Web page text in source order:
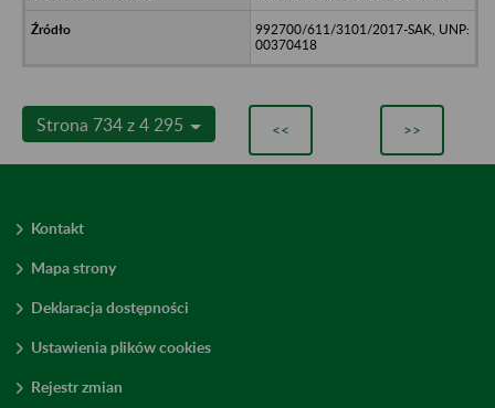
992700/611/3101/2017-SAK, UNP:
00370418
Strona 734 z 4 295 << >>
Kontakt
Mapa strony
Deklaracja dostępności
Ustawienia plików cookies
Rejestr zmian